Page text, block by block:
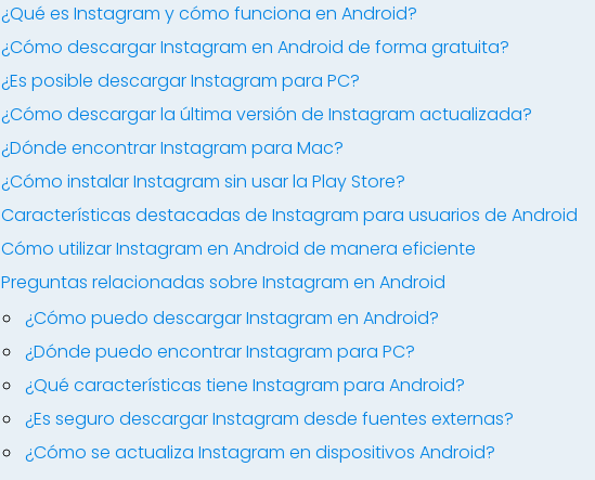
¿Qué es Instagram y cómo funciona en Android?
¿Cómo descargar Instagram en Android de forma gratuita?
¿Es posible descargar Instagram para PC?
¿Cómo descargar la última versión de Instagram actualizada?
¿Dónde encontrar Instagram para Mac?
¿Cómo instalar Instagram sin usar la Play Store?
Características destacadas de Instagram para usuarios de Android
Cómo utilizar Instagram en Android de manera eficiente
Preguntas relacionadas sobre Instagram en Android
¿Cómo puedo descargar Instagram en Android?
¿Dónde puedo encontrar Instagram para PC?
¿Qué características tiene Instagram para Android?
¿Es seguro descargar Instagram desde fuentes externas?
¿Cómo se actualiza Instagram en dispositivos Android?